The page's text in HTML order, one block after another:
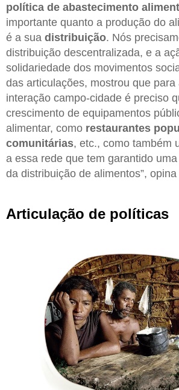
política de abastecimento
importante quanto a produção do
é a sua distribuição. Nós
distribuição descentralizada, e a
solidariedade dos movimentos
das articulações, mostrou que para
interação campo-cidade é preciso
crescimento de equipamentos
alimentar, como restaurantes
comunitárias, etc., como também
a essa rede que tem garantido
da distribuição de alimentos”, opina
Articulação de políticas